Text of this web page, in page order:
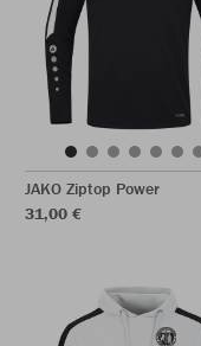
JAKO Ziptop Power
31,00 €